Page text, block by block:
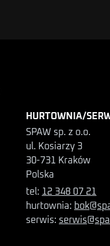
HURTOWNIA/
SPAW sp. z o.o.
ul. Kosiarzy 3
30-731 Kraków
Polska
tel: 12 348 07 21
hurtownia:
serwis: